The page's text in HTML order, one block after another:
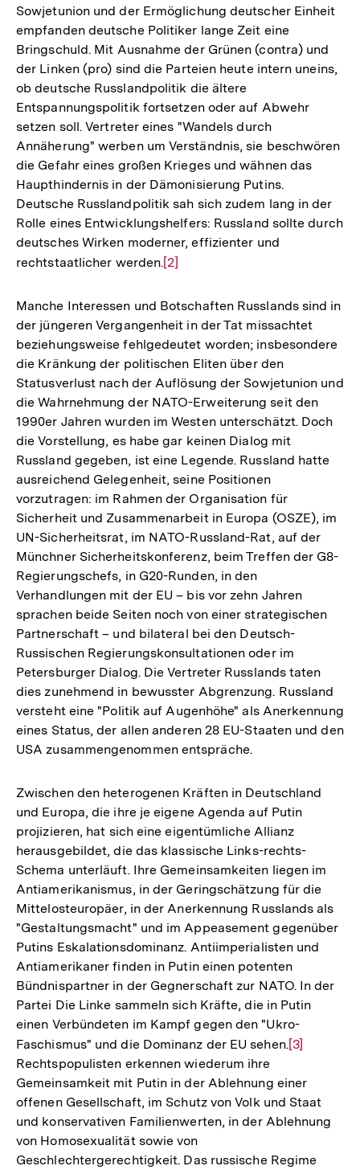
Sowjetunion und der Ermöglichung deutscher Einheit
empfanden deutsche Politiker lange Zeit eine
Bringschuld. Mit Ausnahme der Grünen (contra) und
der Linken (pro) sind die Parteien heute intern uneins,
ob deutsche Russlandpolitik die ältere
Entspannungspolitik fortsetzen oder auf Abwehr
setzen soll. Vertreter eines "Wandels durch
Annäherung" werben um Verständnis, sie beschwören
die Gefahr eines großen Krieges und wähnen das
Haupthindernis in der Dämonisierung Putins.
Deutsche Russlandpolitik sah sich zudem lang in der
Rolle eines Entwicklungshelfers: Russland sollte durch
deutsches Wirken moderner, effizienter und
rechtstaatlicher werden.Zur
der
Fußnote
[2]
Manche Interessen und Botschaften Russlands sind in
der jüngeren Vergangenheit in der Tat missachtet
beziehungsweise fehlgedeutet worden; insbesondere
die Kränkung der politischen Eliten über den
Statusverlust nach der Auflösung der Sowjetunion und
die Wahrnehmung der NATO-Erweiterung seit den
1990er Jahren wurden im Westen unterschätzt. Doch
die Vorstellung, es habe gar keinen Dialog mit
Russland gegeben, ist eine Legende. Russland hatte
ausreichend Gelegenheit, seine Positionen
vorzutragen: im Rahmen der Organisation für
Sicherheit und Zusammenarbeit in Europa (OSZE), im
UN-Sicherheitsrat, im NATO-Russland-Rat, auf der
Münchner Sicherheitskonferenz, beim Treffen der G8-
Regierungschefs, in G20-Runden, in den
Verhandlungen mit der EU – bis vor zehn Jahren
sprachen beide Seiten noch von einer strategischen
Partnerschaft – und bilateral bei den Deutsch-
Russischen Regierungskonsultationen oder im
Petersburger Dialog. Die Vertreter Russlands taten
dies zunehmend in bewusster Abgrenzung. Russland
versteht eine "Politik auf Augenhöhe" als Anerkennung
eines Status, der allen anderen 28 EU-Staaten und den
USA zusammengenommen entspräche.
Zwischen den heterogenen Kräften in Deutschland
und Europa, die ihre je eigene Agenda auf Putin
projizieren, hat sich eine eigentümliche Allianz
herausgebildet, die das klassische Links-rechts-
Schema unterläuft. Ihre Gemeinsamkeiten liegen im
Antiamerikanismus, in der Geringschätzung für die
Mittelosteuropäer, in der Anerkennung Russlands als
"Gestaltungsmacht" und im Appeasement gegenüber
Putins Eskalationsdominanz. Antiimperialisten und
Antiamerikaner finden in Putin einen potenten
Bündnispartner in der Gegnerschaft zur NATO. In der
Partei Die Linke sammeln sich Kräfte, die in Putin
einen Verbündeten im Kampf gegen den "Ukro-
Faschismus" und die Dominanz der EU sehen.Zur
der
Fußnote
[3]
Rechtspopulisten erkennen wiederum ihre
Gemeinsamkeit mit Putin in der Ablehnung einer
offenen Gesellschaft, im Schutz von Volk und Staat
und konservativen Familienwerten, in der Ablehnung
von Homosexualität sowie von
Geschlechtergerechtigkeit. Das russische Regime